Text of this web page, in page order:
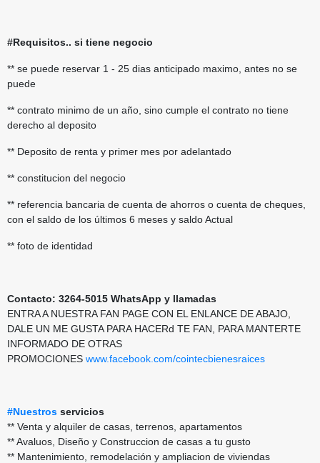
#Requisitos.. si tiene negocio
** se puede reservar 1 - 25 dias anticipado maximo, antes no se
puede
** contrato minimo de un año, sino cumple el contrato no tiene
derecho al deposito
** Deposito de renta y primer mes por adelantado
** constitucion del negocio
** referencia bancaria de cuenta de ahorros o cuenta de cheques,
con el saldo de los últimos 6 meses y saldo Actual
** foto de identidad
Contacto: 3264-5015 WhatsApp y llamadas
ENTRA A NUESTRA FAN PAGE CON EL ENLANCE DE ABAJO,
DALE UN ME GUSTA PARA HACERd TE FAN, PARA MANTERTE
INFORMADO DE OTRAS
PROMOCIONES www.facebook.com/cointecbienesraices
#Nuestros servicios
** Venta y alquiler de casas, terrenos, apartamentos
** Avaluos, Diseño y Construccion de casas a tu gusto
** Mantenimiento, remodelación y ampliacion de viviendas